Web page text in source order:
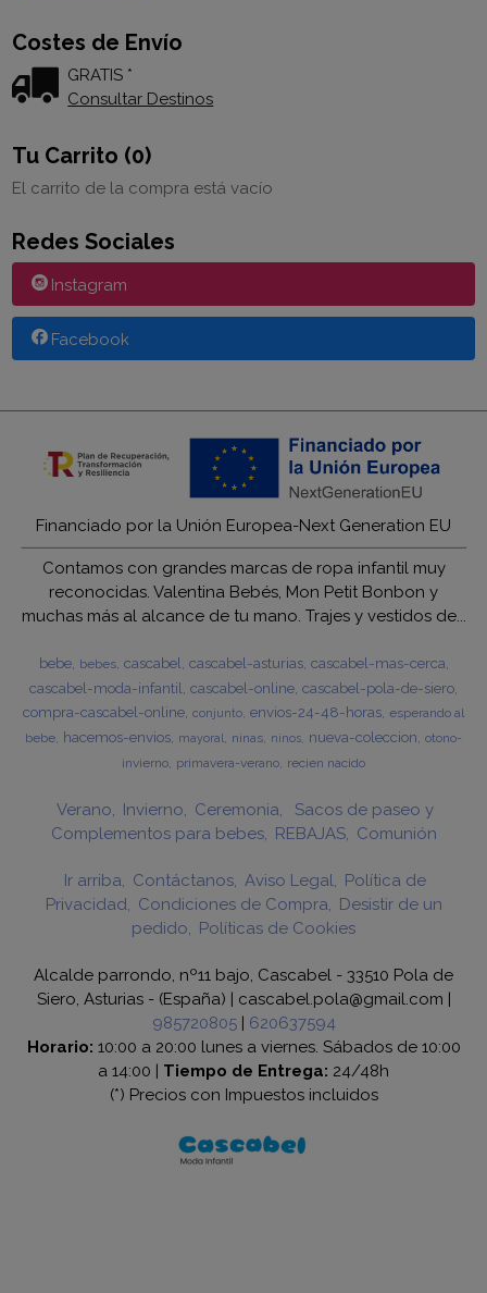
Costes de Envío
GRATIS *
Consultar Destinos
Tu Carrito (0)
El carrito de la compra está vacío
Redes Sociales
Instagram
Facebook
Financiado por la Unión Europea-Next Generation EU
Contamos con grandes marcas de ropa infantil muy
reconocidas. Valentina Bebés, Mon Petit Bonbon y
muchas más al alcance de tu mano. Trajes y vestidos de...
bebe bebes cascabel cascabel-asturias cascabel-mas-cerca
cascabel-moda-infantil cascabel-online cascabel-pola-de-siero
compra-cascabel-online conjunto envios-24-48-horas esperando al
bebe hacemos-envios mayoral ninas ninos nueva-coleccion otono-
invierno primavera-verano recien nacido
Verano Invierno Ceremonia
Sacos de paseo y
Complementos para bebes
REBAJAS Comunión
Ir arriba Contáctanos Aviso Legal
Política de
Privacidad
Condiciones de Compra
Desistir de un
pedido
Políticas de Cookies
Alcalde parrondo, nº11 bajo, Cascabel - 33510 Pola de
Siero, Asturias - (España) | cascabel.pola@gmail.com |
985720805| 620637594
Horario: 10:00 a 20:00 lunes a viernes. Sábados de 10:00
a 14:00 | Tiempo de Entrega: 24/48h
(*) Precios con Impuestos incluidos